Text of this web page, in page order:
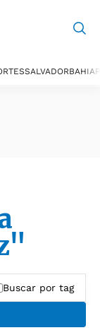
SALVADORBAHIA
Buscar por tag